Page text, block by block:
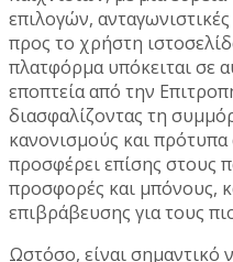
επιλογών,
προς το χρήστη
πλατφόρμα υπόκειται σε
εποπτεία από την
διασφαλίζοντας τη
κανονισμούς και
προσφέρει επίσης στους
προσφορές και μπόνους,
επιβράβευσης για τους
Ωστόσο, είναι σημαντικό